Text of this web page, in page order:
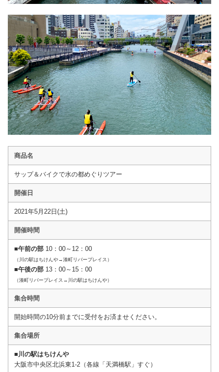
商品名
サップ＆バイクで水の都めぐりツアー
開催日
2021年5月22日(土)
開催時間
■午前の部 10：00～12：00
（川の駅はちけんや→湊町リバープレイス）
■午後の部 13：00～15：00
（湊町リバープレイス→川の駅はちけんや）
集合時間
開始時間の10分前までに受付をお済ませください。
集合場所
■ 川の駅はちけんや
大阪市中央区北浜東1-2（各線「天満橋駅」すぐ）